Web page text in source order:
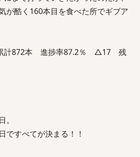
が酷く160本目を食べた所でギブア
872本 進捗率87.2％ △17 残
ですべてが決まる！！